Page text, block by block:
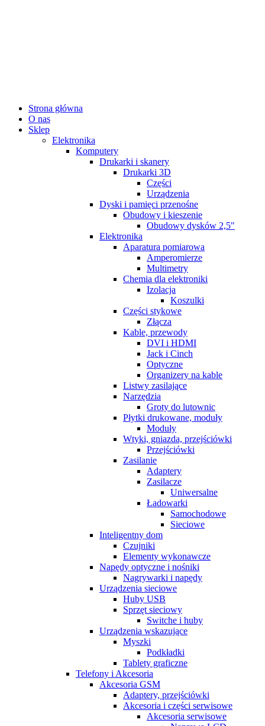
Strona główna
O nas
Sklep
Elektronika
Komputery
Drukarki i skanery
Drukarki 3D
Części
Urządzenia
Dyski i pamięci przenośne
Obudowy i kieszenie
Obudowy dysków 2,5"
Elektronika
Aparatura pomiarowa
Amperomierze
Multimetry
Chemia dla elektroniki
Izolacja
Koszulki
Części stykowe
Złącza
Kable, przewody
DVI i HDMI
Jack i Cinch
Optyczne
Organizery na kable
Listwy zasilające
Narzędzia
Groty do lutownic
Płytki drukowane, moduły
Moduły
Wtyki, gniazda, przejściówki
Przejściówki
Zasilanie
Adaptery
Zasilacze
Uniwersalne
Ładowarki
Samochodowe
Sieciowe
Inteligentny dom
Czujniki
Elementy wykonawcze
Napędy optyczne i nośniki
Nagrywarki i napędy
Urządzenia sieciowe
Huby USB
Sprzęt sieciowy
Switche i huby
Urządzenia wskazujące
Myszki
Podkładki
Tablety graficzne
Telefony i Akcesoria
Akcesoria GSM
Adaptery, przejściówki
Akcesoria i części serwisowe
Akcesoria serwisowe